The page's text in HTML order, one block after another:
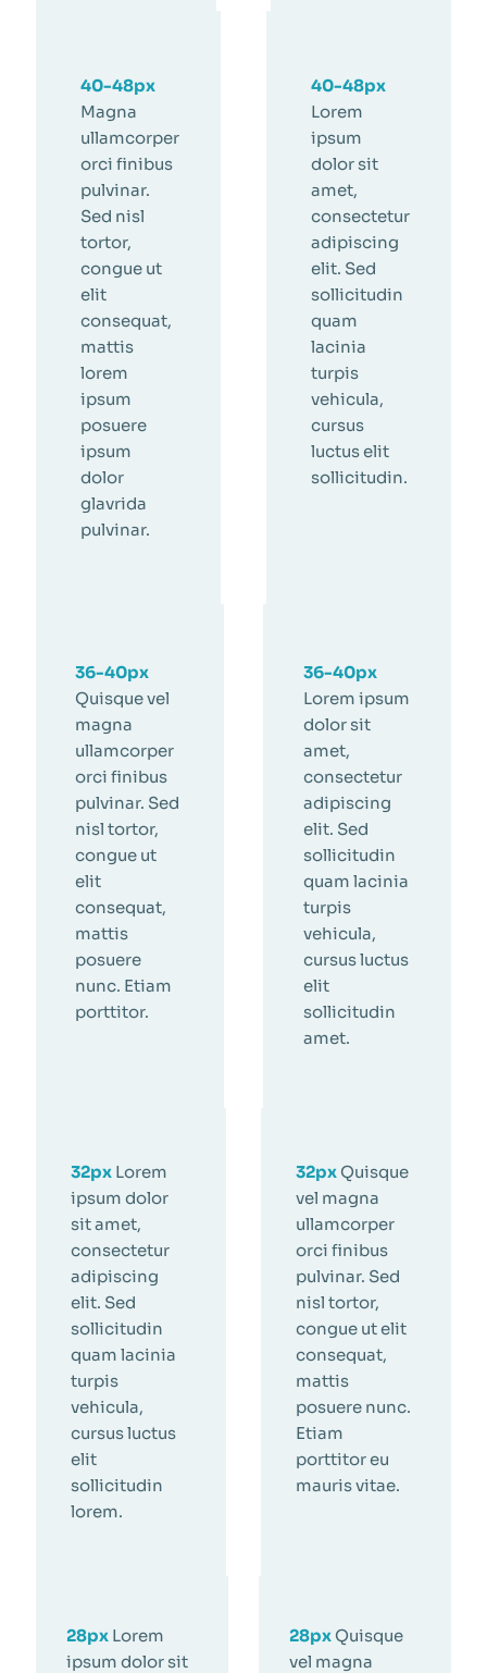
40-48px
Magna
ullamcorper
orci finibus
pulvinar.
Sed nisl
tortor,
congue ut
elit
consequat,
mattis
lorem
ipsum
posuere
ipsum
dolor
glavrida
pulvinar.
40-48px
Lorem
ipsum
dolor sit
amet,
consectetur
adipiscing
elit. Sed
sollicitudin
quam
lacinia
turpis
vehicula,
cursus
luctus elit
sollicitudin.
36-40px
Quisque vel
magna
ullamcorper
orci finibus
pulvinar. Sed
nisl tortor,
congue ut
elit
consequat,
mattis
posuere
nunc. Etiam
porttitor.
36-40px
Lorem ipsum
dolor sit
amet,
consectetur
adipiscing
elit. Sed
sollicitudin
quam lacinia
turpis
vehicula,
cursus luctus
elit
sollicitudin
amet.
32px Lorem
ipsum dolor
sit amet,
consectetur
adipiscing
elit. Sed
sollicitudin
quam lacinia
turpis
vehicula,
cursus luctus
elit
sollicitudin
lorem.
32px Quisque
vel magna
ullamcorper
orci finibus
pulvinar. Sed
nisl tortor,
congue ut elit
consequat,
mattis
posuere nunc.
Etiam
porttitor eu
mauris vitae.
28px Lorem
ipsum dolor sit
28px Quisque
vel magna